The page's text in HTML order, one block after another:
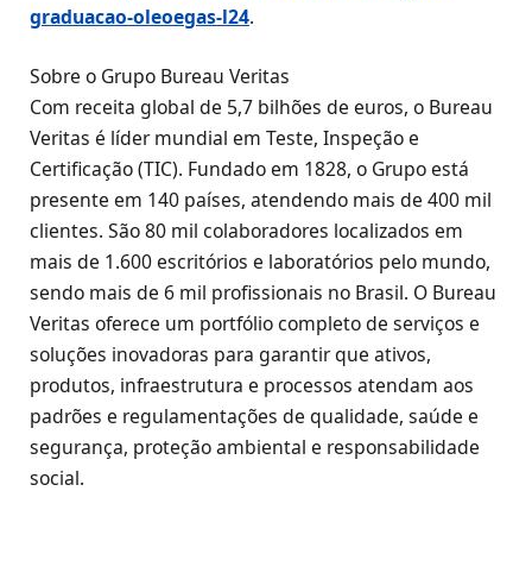
graduacao-oleoegas-l24.
Sobre o Grupo Bureau Veritas
Com receita global de 5,7 bilhões de euros, o Bureau
Veritas é líder mundial em Teste, Inspeção e
Certificação (TIC). Fundado em 1828, o Grupo está
presente em 140 países, atendendo mais de 400 mil
clientes. São 80 mil colaboradores localizados em
mais de 1.600 escritórios e laboratórios pelo mundo,
sendo mais de 6 mil profissionais no Brasil. O Bureau
Veritas oferece um portfólio completo de serviços e
soluções inovadoras para garantir que ativos,
produtos, infraestrutura e processos atendam aos
padrões e regulamentações de qualidade, saúde e
segurança, proteção ambiental e responsabilidade
social.